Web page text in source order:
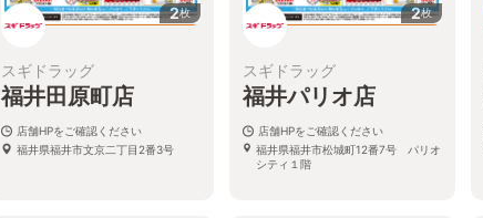
2枚
スギドラッグ
福井田原町店
店舗HPをご確認ください
福井県福井市文京二丁目2番3号
2枚
スギドラッグ
福井パリオ店
店舗HPをご確認ください
福井県福井市松城町12番7号 パリオ
シティ１階